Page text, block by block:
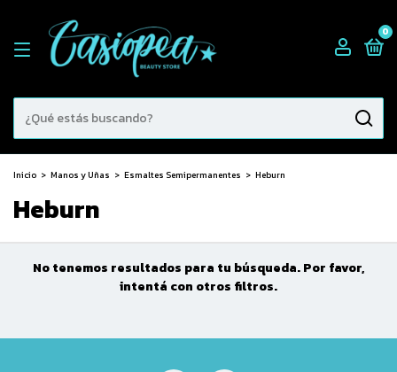
0
Inicio > Manos y Uñas > Esmaltes Semipermanentes > Heburn
Heburn
No tenemos resultados para tu búsqueda. Por favor,
intentá con otros filtros.